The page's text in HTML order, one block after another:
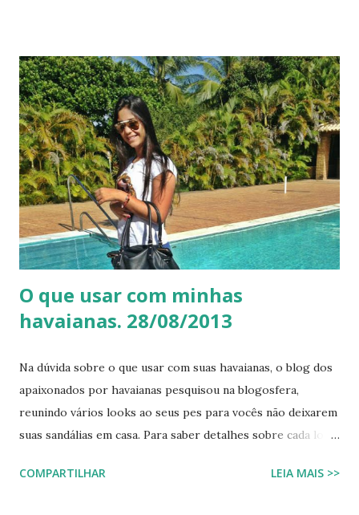
top www.havaianos.com havaiana.com.br hawaianas 2013
hawaianas.com.br nova havaiana 2013 havaiana s blog mídias
sociais midias sociais blog novos modelos de havainas o que
vestir site lojas havianas havainanas os havaihanos
havaiana.com lojas havaians modelos de hawaianas havaina
mídias socias havaiana 50 anos havanas lojas hawaianas site
da havaiana site havaiana havaians loja hawaianas havianas
colecao da havainas lojas havaiana lojas da havaiana havainas
201...
O que usar com minhas
havaianas. 28/08/2013
Na dúvida sobre o que usar com suas havaianas, o blog dos
apaixonados por havaianas pesquisou na blogosfera,
reunindo vários looks ao seus pes para vocês não deixarem
suas sandálias em casa. Para saber detalhes sobre cada look
logo abaixo das fotos.
COMPARTILHAR LEIA MAIS >>